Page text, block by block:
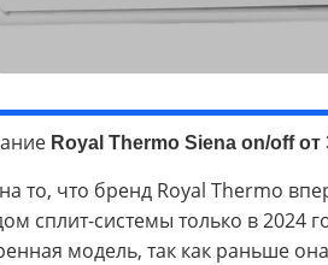
Royal Thermo Siena on/offот
то, что бренд Royal Thermo
сплит-системы только в 2024
модель, так как раньше